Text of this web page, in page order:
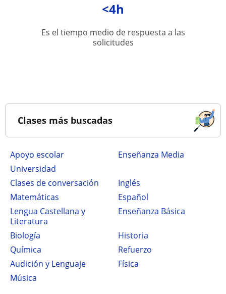
<4h
Es el tiempo medio de respuesta a las
solicitudes
Clases más buscadas
Apoyo escolar
Enseñanza Media
Universidad
Clases de conversación
Inglés
Matemáticas
Español
Lengua Castellana y
Literatura
Enseñanza Básica
Biología
Historia
Química
Refuerzo
Audición y Lenguaje
Física
Música